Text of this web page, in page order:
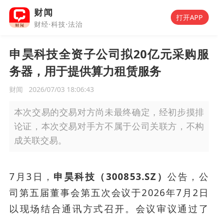
财闻
财经·科技·法治
打开APP
申昊科技全资子公司拟20亿元采购服
务器，用于提供算力租赁服务
财闻 2026/07/03 18:06:43
本次交易的交易对方尚未最终确定，经初步摸排
论证，本次交易对手方不属于公司关联方，不构
成关联交易。
7月3日， 申昊科技（300853.SZ）公告，公
司第五届董事会第五次会议于2026年7月2日
以现场结合通讯方式召开。会议审议通过了